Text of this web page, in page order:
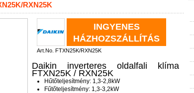
RXN25K
INGYENES
HÁZHOZSZÁLLÍTÁS
Art.No. FTXN25K/RXN25K
Daikin inverteres oldalfali klíma
FTXN25K / RXN25K
Hűtőteljesítmény: 1,3-2,8kW
Fűtőteljesítmény: 1,3-3,2kW